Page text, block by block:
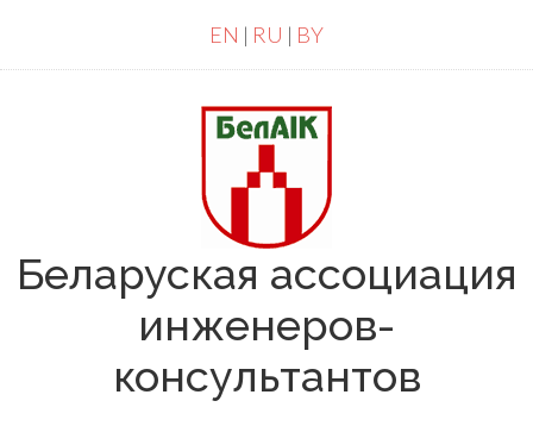
EN | RU | BY
Беларуская ассоциация
инженеров-
консультантов